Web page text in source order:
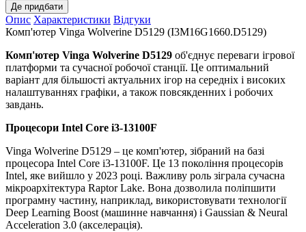
Де придбати
Опис Характеристики Відгуки
Комп'ютер Vinga Wolverine D5129 (I3M16G1660.D5129)
Комп'ютер Vinga Wolverine D5129 об'єднує переваги ігрової
платформи та сучасної робочої станції. Це оптимальний
варіант для більшості актуальних ігор на середніх і високих
налаштуваннях графіки, а також повсякденних і робочих
завдань.
Процесори Intel Core i3-13100F
Vinga Wolverine D5129 – це комп'ютер, зібраний на базі
процесора Intel Core i3-13100F. Це 13 покоління процесорів
Intel, яке вийшло у 2023 році. Важливу роль зіграла сучасна
мікроархітектура Raptor Lake. Вона дозволила поліпшити
програмну частину, наприклад, використовувати технології
Deep Learning Boost (машинне навчання) і Gaussian & Neural
Acceleration 3.0 (акселерація).